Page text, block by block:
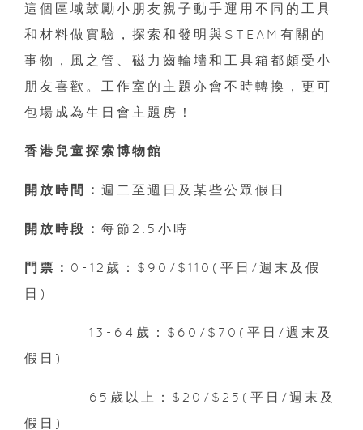
這個區域鼓勵小朋友親子動手運用不同的工具
和材料做實驗，探索和發明與STEAM有關的
事物，風之管、磁力齒輪墻和工具箱都頗受小
朋友喜歡。工作室的主題亦會不時轉換，更可
包場成為生日會主題房！
香港兒童探索博物館
開放時間： 週二至週日及某些公眾假日
開放時段： 每節2.5小時
門票： 0-12歲：$90/$110(平日/週末及假
日)
13-64歲：$60/$70(平日/週末及
假日)
65歲以上：$20/$25(平日/週末及
假日)